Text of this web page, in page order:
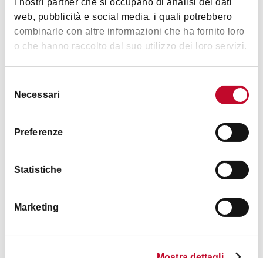
i nostri partner che si occupano di analisi dei dati
web, pubblicità e social media, i quali potrebbero
combinarle con altre informazioni che ha fornito loro
o che hanno raccolto dal suo utilizzo dei loro servizi.
delNecessari
Preferenze
Statistiche
Marketing